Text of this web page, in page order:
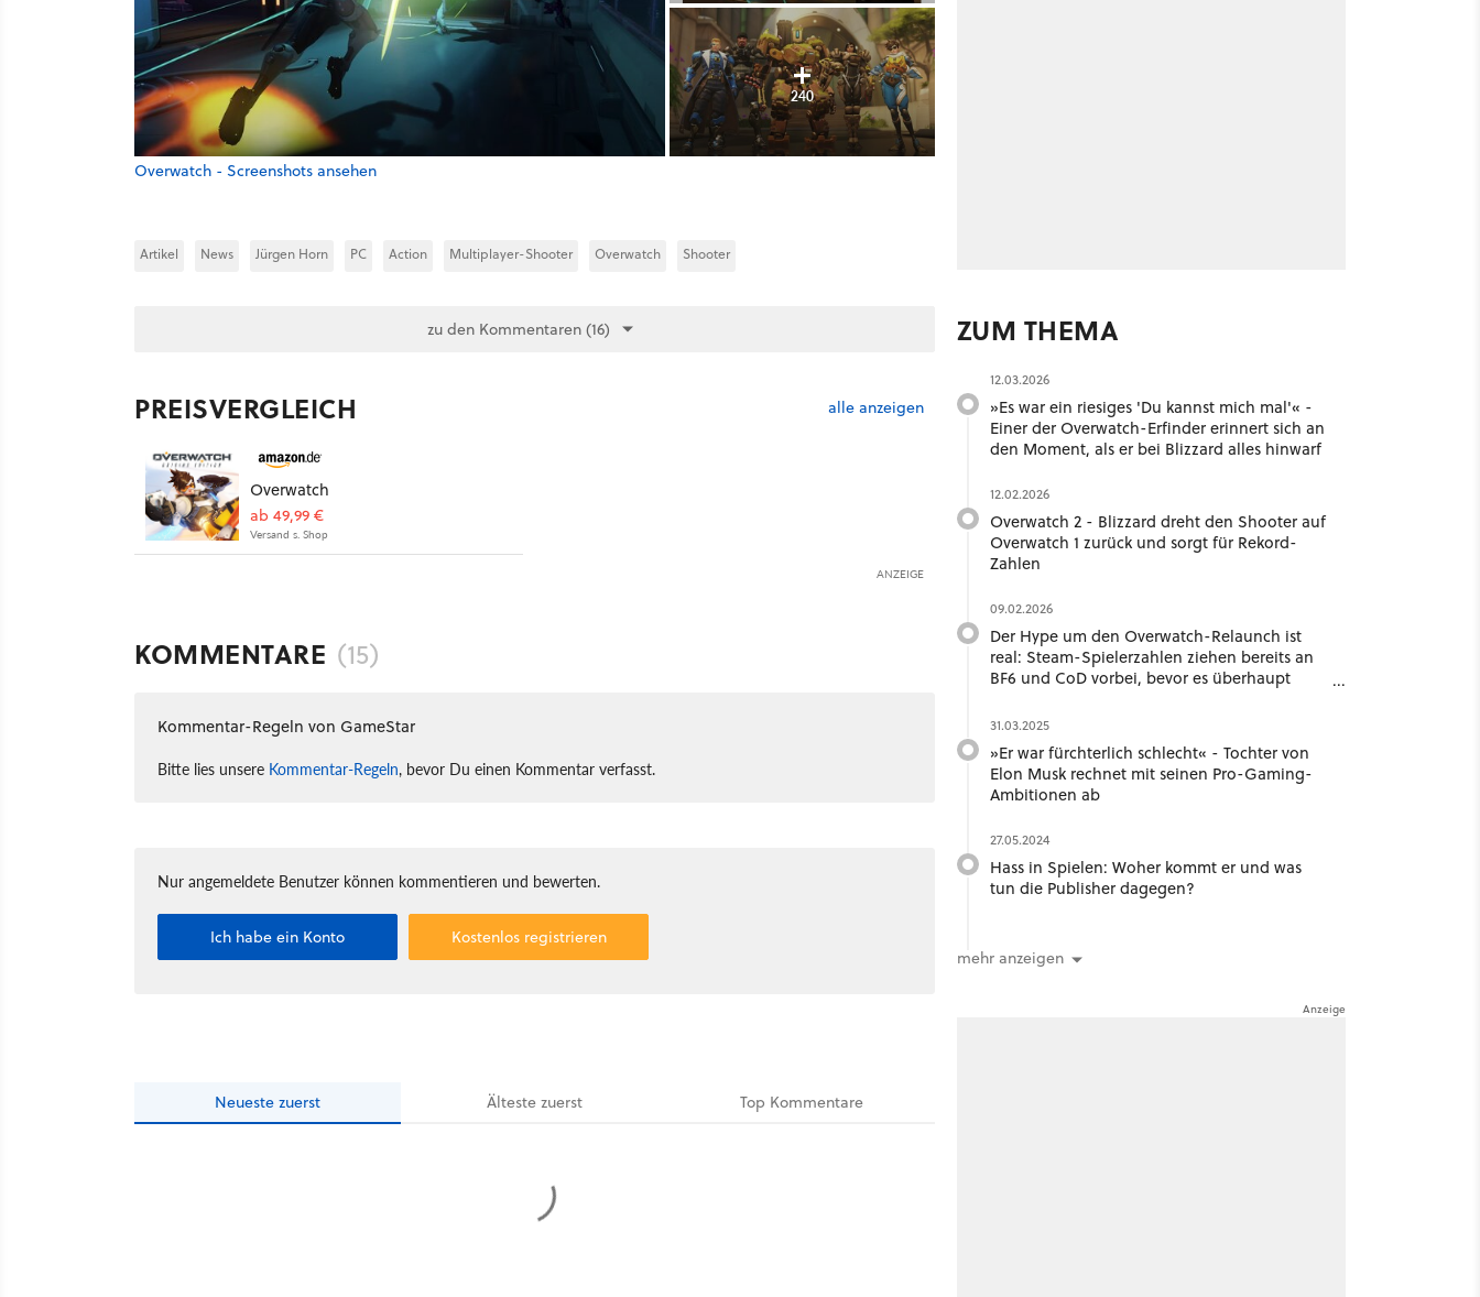
240
Overwatch - Screenshots ansehen
Artikel News Jürgen Horn PC Action Multiplayer-Shooter Overwatch Shooter
zu den Kommentaren (16)
PREISVERGLEICH alle anzeigen
Overwatch
ab 49,99 €
Versand s. Shop
ANZEIGE
KOMMENTARE (15)
Kommentar-Regeln von GameStar
Bitte lies unsere Kommentar-Regeln, bevor Du einen Kommentar verfasst.
Nur angemeldete Benutzer können kommentieren und bewerten.
Ich habe ein Konto Kostenlos registrieren
Neueste zuerst Ältestezuerst Top Kommentare
ZUM THEMA
12.03.2026
»Es war ein riesiges 'Du kannst mich mal'« -
Einer der Overwatch-Erfinder erinnert sich an
den Moment, als er bei Blizzard alles hinwarf
12.02.2026
Overwatch 2 - Blizzard dreht den Shooter auf
Overwatch 1 zurück und sorgt für Rekord-
Zahlen
09.02.2026
Der Hype um den Overwatch-Relaunch ist
real: Steam-Spielerzahlen ziehen bereits an
BF6 und CoD vorbei, bevor es überhaupt
31.03.2025
»Er war fürchterlich schlecht« - Tochter von
Elon Musk rechnet mit seinen Pro-Gaming-
Ambitionen ab
27.05.2024
Hass in Spielen: Woher kommt er und was
tun die Publisher dagegen?
mehr anzeigen